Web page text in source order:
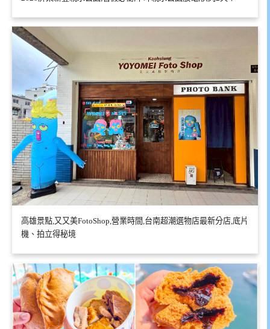
高雄景點,又又美FotoShop,營業時間,台南超潮選物店最新分店,底片
機、拍立得秘境